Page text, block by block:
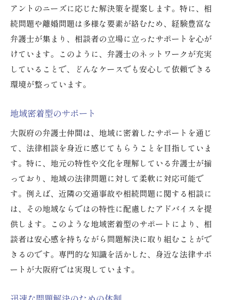
安心感をもたらす法的助言
大阪府での法律トラブルに迅速に対応する弁護
士の連携
初動対応のスピード
弁護士間の連携による強み
最新の法律情報の共有
チームワークによる解決力
各分野の専門家とのネットワーク
トラブル発生時の即時対応体制
弁護士による大阪府での企業法務サポートの重
要性
企業法務の基礎知識
法的リスクの事前対策
ビジネス契約の適正化
法令順守の重要性
人事労務に関する法的対応
大阪府の弁護士仲間が目指す安心の法律相談環
アントのニーズに応じた解決策を提案します。特に、相
続問題や離婚問題は多様な要素が絡むため、経験豊富な
弁護士が集まり、相談者の立場に立ったサポートを心が
けています。このように、弁護士のネットワークが充実
していることで、どんなケースでも安心して依頼できる
環境が整っています。
地域密着型のサポート
大阪府の弁護士仲間は、地域に密着したサポートを通じ
て、法律相談を身近に感じてもらうことを目指していま
す。特に、地元の特性や文化を理解している弁護士が揃
っており、地域の法律問題に対して柔軟に対応可能で
す。例えば、近隣の交通事故や相続問題に関する相談に
は、その地域ならではの特性に配慮したアドバイスを提
供します。このような地域密着型のサポートにより、相
談者は安心感を持ちながら問題解決に取り組むことがで
きるのです。専門的な知識を活かした、身近な法律サポ
ートが大阪府では実現しています。